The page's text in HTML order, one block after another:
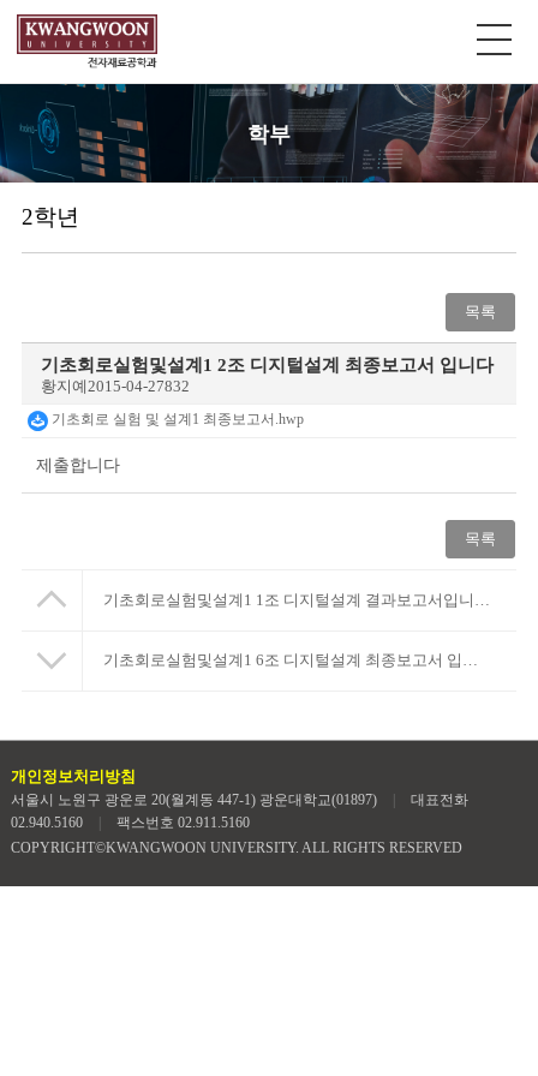
학부
2학년
목록
기초회로실험및설계1 2조 디지털설계 최종보고서 입니다
황지예2015-04-27832
기초회로 실험 및 설계1 최종보고서.hwp
제출합니다
목록
기초회로실험및설계1 1조 디지털설계 결과보고서입니다.
기초회로실험및설계1 6조 디지털설계 최종보고서 입니다
개인정보처리방침
서울시 노원구 광운로 20(월계동 447-1) 광운대학교(01897)
대표전화
02.940.5160
팩스번호 02.911.5160
COPYRIGHT©KWANGWOON UNIVERSITY. ALL RIGHTS RESERVED